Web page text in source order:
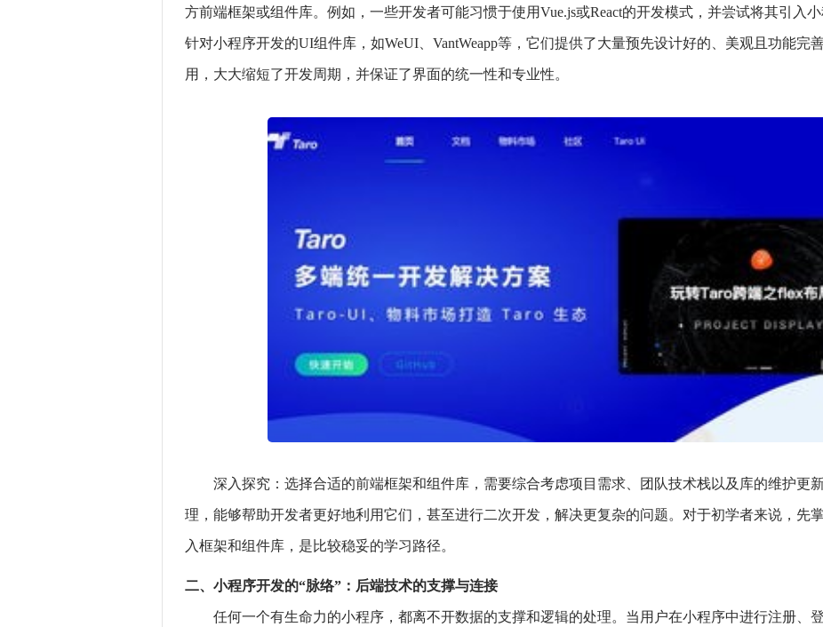
方前端框架或组件库。例如，一些开发者可能习惯于使用Vue.js或React的开发模式，并尝试将其引入
针对小程序开发的UI组件库，如WeUI、VantWeapp等，它们提供了大量预先设计好的、美观且功能完
用，大大缩短了开发周期，并保证了界面的统一性和专业性。
深入探究：选择合适的前端框架和组件库，需要综合考虑项目需求、团队技术栈以及库的维护更
理，能够帮助开发者更好地利用它们，甚至进行二次开发，解决更复杂的问题。对于初学者来说，先
入框架和组件库，是比较稳妥的学习路径。
二、小程序开发的“脉络”：后端技术的支撑与连接
任何一个有生命力的小程序，都离不开数据的支撑和逻辑的处理。当用户在小程序中进行注册、